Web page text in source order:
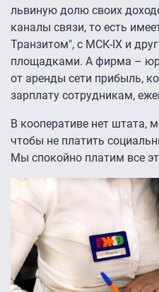
львиную долю своих
каналы связи, то есть
Транзитом", с МСК-IХ и
площадками. А фирма –
от аренды сети прибыль,
зарплату сотрудникам,
В кооперативе нет штата,
чтобы не платить
Мы спокойно платим все